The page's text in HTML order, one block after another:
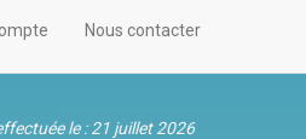
le : 21 juillet 2026
Nous contacter